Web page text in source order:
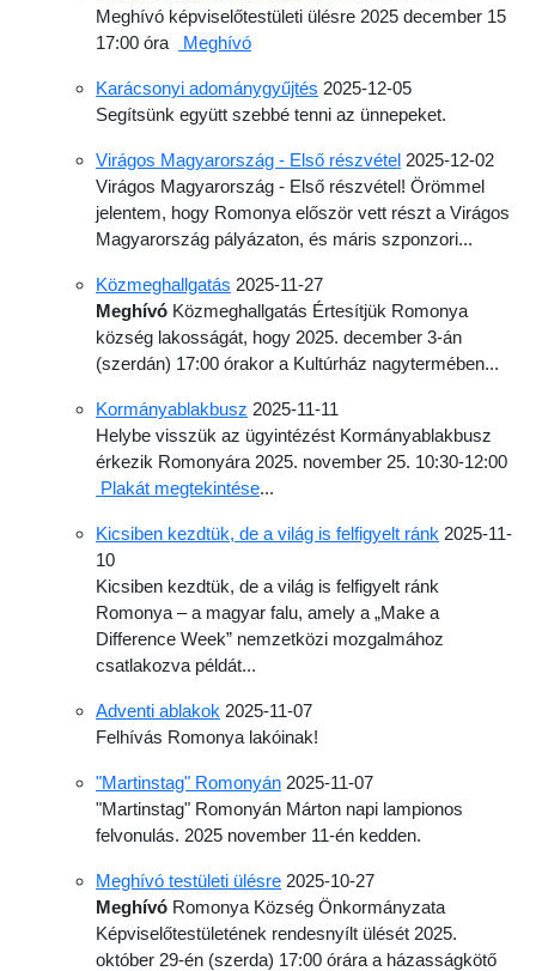
Meghívó képviselőtestületi ülésre 2025 december 15
17:00 óra
Meghívó
Karácsonyi adománygyűjtés 2025-12-05
Segítsünk együtt szebbé tenni az ünnepeket.
Virágos Magyarország - Első részvétel 2025-12-02
Virágos Magyarország - Első részvétel! Örömmel
jelentem, hogy Romonya először vett részt a Virágos
Magyarország pályázaton, és máris szponzori...
Közmeghallgatás 2025-11-27
Meghívó Közmeghallgatás Értesítjük Romonya
község lakosságát, hogy 2025. december 3-án
(szerdán) 17:00 órakor a Kultúrház nagytermében...
Kormányablakbusz 2025-11-11
Helybe visszük az ügyintézést Kormányablakbusz
érkezik Romonyára 2025. november 25. 10:30-12:00
Plakát megtekintése...
Kicsiben kezdtük, de a világ is felfigyelt ránk 2025-11-
10
Kicsiben kezdtük, de a világ is felfigyelt ránk
Romonya – a magyar falu, amely a „Make a
Difference Week” nemzetközi mozgalmához
csatlakozva példát...
Adventi ablakok 2025-11-07
Felhívás Romonya lakóinak!
"Martinstag" Romonyán 2025-11-07
"Martinstag" Romonyán Márton napi lampionos
felvonulás. 2025 november 11-én kedden.
Meghívó testületi ülésre 2025-10-27
Meghívó Romonya Község Önkormányzata
Képviselő­testületének rendesnyílt ülését 2025.
október 29-én (szerda) 17:00 órára a házasságkötő